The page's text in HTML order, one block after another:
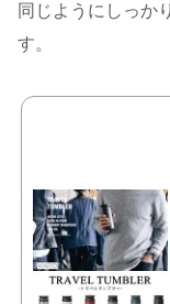
同じようにしっか
す。